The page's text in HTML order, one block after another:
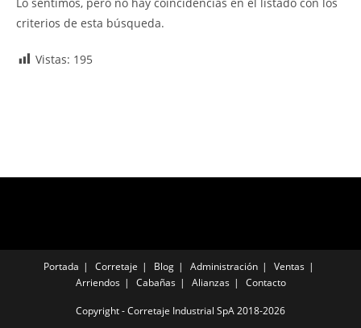
criterios de esta búsqueda.
Vistas: 195
Portada Corretaje Blog Administración
Ventas
Arriendos
Cabañas Alianzas Contacto
Copyright - Corretaje Industrial SpA 2018-2026